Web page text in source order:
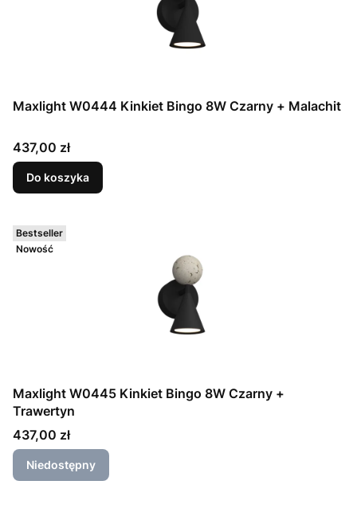
Maxlight W0444 Kinkiet Bingo 8W Czarny + Malachit
Cena
437,00 zł
Do koszyka
Bestseller
Nowość
Maxlight W0445 Kinkiet Bingo 8W Czarny +
Trawertyn
Cena
437,00 zł
Niedostępny